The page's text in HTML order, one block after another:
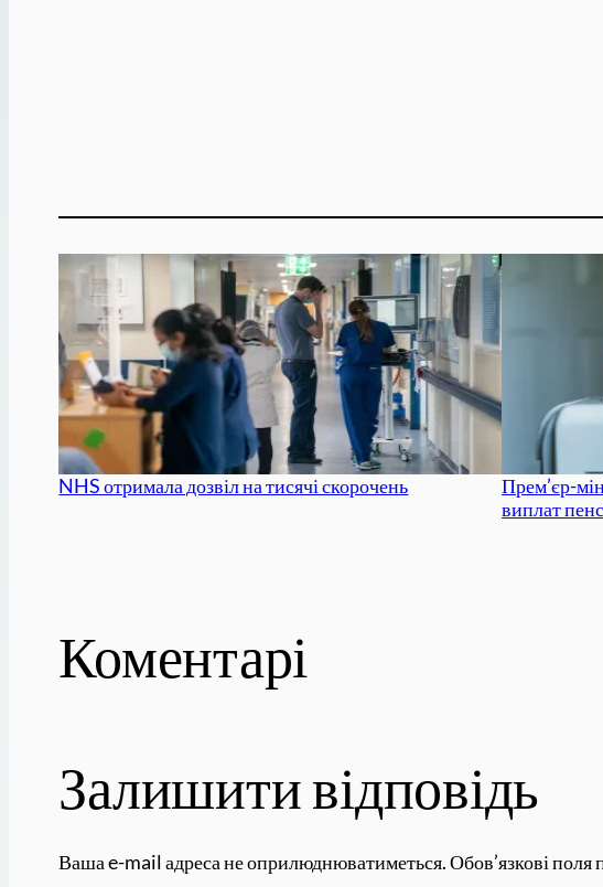
NHS отримала дозвіл на тисячі скорочень
Прем’єр-
виплат
Коментарі
Залишити відповідь
Ваша e-mail адреса не оприлюднюватиметься. Обов’язкові поля